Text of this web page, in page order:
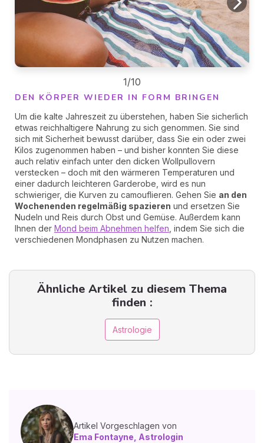
DEN KÖRPER WIEDER IN FORM BRINGEN
Um die kalte Jahreszeit zu überstehen, haben Sie sicherlich
etwas reichhaltigere Nahrung zu sich genommen. Sie sind
sich mit Sicherheit bewusst darüber, dass Sie ein oder zwei
Kilos zugenommen haben – und bisher konnten Sie diese
auch relativ einfach unter den dicken Wollpullovern
verstecken – doch mit den wärmeren Temperaturen und
einer dadurch leichteren Garderobe, wird es nun
schwieriger, die Kurven zu camouflieren. Gehen Sie an den
Wochenenden regelmäßig spazieren und ersetzen Sie
Nudeln und Reis durch Obst und Gemüse. Außerdem kann
Ihnen der Mond beim Abnehmen helfen , indem Sie sich die
verschiedenen Mondphasen zu Nutzen machen.
1/10
Ähnliche Artikel zu diesem Thema
finden :
Astrologie
Artikel Vorgeschlagen von
Ema Fontayne, Astrologin